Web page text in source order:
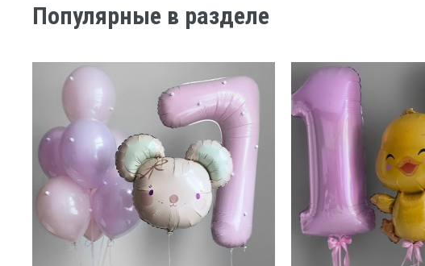
Популярные в разделе